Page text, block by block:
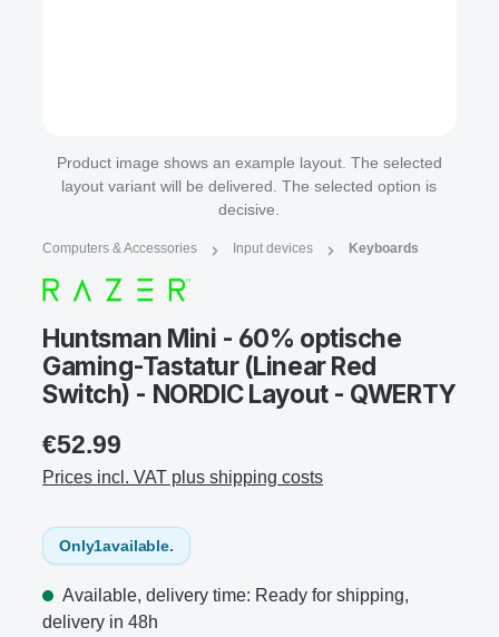
Product image shows an example layout. The selected
layout variant will be delivered. The selected option is
decisive.
Computers & Accessories Input devices Keyboards
Huntsman Mini - 60% optische
Gaming-Tastatur (Linear Red
Switch) - NORDIC Layout - QWERTY
€52.99
Prices incl. VAT plus shipping costs
Only1available.
Available, delivery time: Ready for shipping,
delivery in 48h